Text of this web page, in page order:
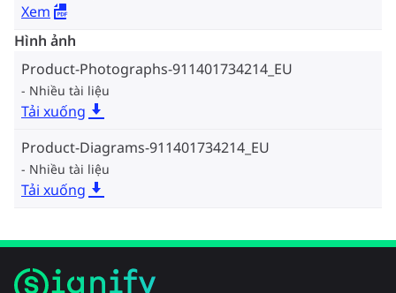
Xem
Hình ảnh
Product-Photographs-911401734214_EU
Nhiều tài liệu
Tải xuống
Product-Diagrams-911401734214_EU
Nhiều tài liệu
Tải xuống